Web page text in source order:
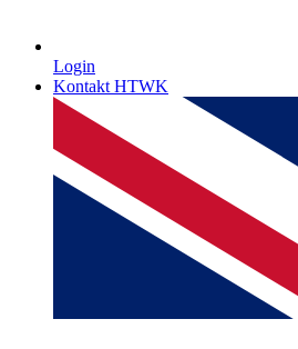
Login
Kontakt HTWK